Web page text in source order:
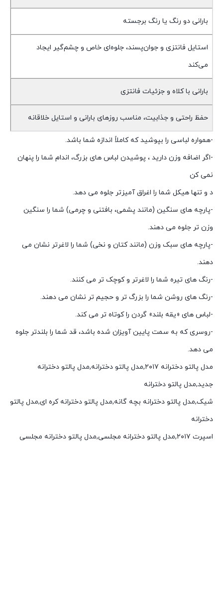
بارانی دو رنگ یا رنگ برجسته
استایل فانتزی و جوان‌پسند، جلوه‌ای خاص و چشم‌گیر ایجاد
می‌کند
بارانی با کلاه و جزئیات فانتزی
حفظ راحتی و جذابیت، مناسب روزهای بارانی و استایل خلاقانه
-همواره لباسی را بپوشید که کاملاً اندازه شما باشد.
-اگر اضافه وزن دارید ، پوشیدن لباس های بزرگ، اندام شما را پنهان
نمی کن
د و تنها هیکل شما را اغراق آمیزتر جلوه می دهد.
-پارچه های سنگین (مانند پشمی، بافتنی و چرمی) شما را سنگین
وزن تر جلوه می دهند.
-پارچه های سبک وزن (مانند کتان و نخی) شما را لاغرتر نشان می
دهند.
-رنگ های تیره شما را لاغرتر و کوچک تر می کنند.
-رنگ های روشن شما را بزرگ تر و حجیم تر نشان می دهند.
-لباس های «یقه بلند» گردن را کوتاه تر می کند.
-روسری که به سمت پایین آویزان شده باشد، قد شما را بلندتر جلوه
می دهد.
مدل پالتو دخترانه ۲۰۱۷,مدل پالتو دخترانه,مدل پالتو دخترانه
جدید,مدل پالتو دخترانه
شیک,مدل پالتو دخترانه بچه گانه,مدل پالتو دخترانه کره ای,مدل پالتو
دخترانه
اسپرت ۲۰۱۷,مدل پالتو دخترانه مجلسی,مدل پالتو دخترانه مجلسی